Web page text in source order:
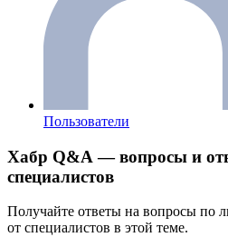
Пользователи
Хабр Q&A — вопросы и
специалистов
Получайте ответы на вопросы по
от специалистов в этой теме.